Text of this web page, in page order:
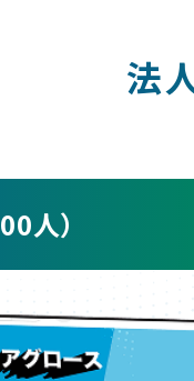
法
人）